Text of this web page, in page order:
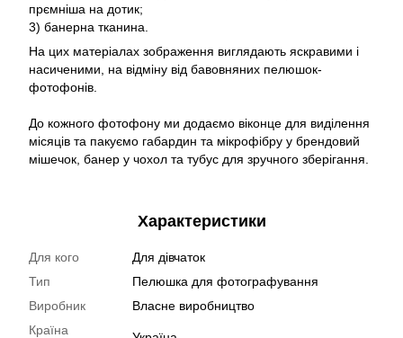
прємніша на дотик;
3) банерна тканина.
На цих матеріалах зображення виглядають яскравими і
насиченими, на відміну від бавовняних пелюшок-
фотофонів.
До кожного фотофону ми додаємо віконце для виділення
місяців та пакуємо габардин та мікрофібру у брендовий
мішечок, банер у чохол та тубус для зручного зберігання.
Характеристики
Для кого
Для дівчаток
Тип
Пелюшка для фотографування
Виробник
Власне виробництво
Країна